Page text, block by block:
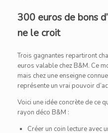
300 euros de bons
ne le croit
Trois gagnantes repartiront
euros valable chez B&M. Ce
mais chez une enseigne
représente un vrai pouvoir
Voici une idée concrète de ce
rayon déco B&M :
Créer un coin lecture avec